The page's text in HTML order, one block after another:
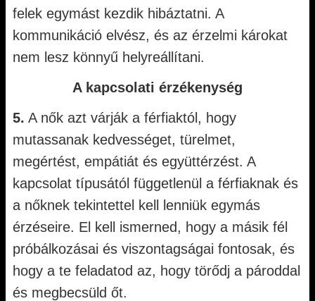
felek egymást kezdik hibáztatni. A
kommunikáció elvész, és az érzelmi károkat
nem lesz könnyű helyreállítani.
A kapcsolati érzékenység
5. A nők azt várják a férfiaktól, hogy
mutassanak kedvességet, türelmet,
megértést, empátiát és együttérzést. A
kapcsolat típusától függetlenül a férfiaknak és
a nőknek tekintettel kell lenniük egymás
érzéseire. El kell ismerned, hogy a másik fél
próbálkozásai és viszontagságai fontosak, és
hogy a te feladatod az, hogy törődj a pároddal
és megbecsüld őt.